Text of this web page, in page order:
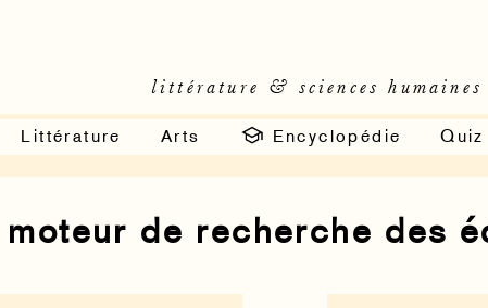
littérature & sciences humaines
Littérature Arts Encyclopédie Quiz
de recherche des